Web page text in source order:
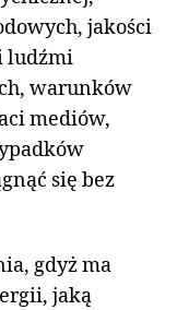
jakości
ludźmi
warunków
mediów,
się bez
gdyż ma
jaką